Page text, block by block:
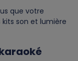
que votre
son et lumière